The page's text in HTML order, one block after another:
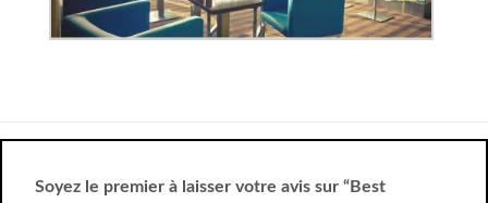
Soyez le premier à laisser votre avis sur “Best